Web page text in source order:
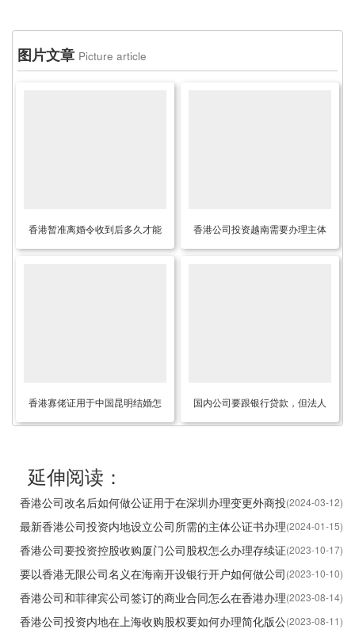
图片文章 Picture article
香港暂准离婚令收到后多久才能
收到绝对离婚判令？
香港公司投资越南需要办理主体
信息公证认证可以在香港做吗？
香港寡佬证用于中国昆明结婚怎
么办理律师公证认证？
国内公司要跟银行贷款，但法人
在香港不方便回内地要如何办理
延伸阅读：
(2024-03-12)
香港公司改名后如何做公证用于在深圳办理变更外商投
资企业股东公司名称呢？
(2024-01-15)
最新香港公司投资内地设立公司所需的主体公证书办理
说明
(2023-10-17)
香港公司要投资控股收购厦门公司股权怎么办理存续证
明公证书呢？
(2023-10-10)
要以香港无限公司名义在海南开设银行开户如何做公司
状况证明公证书呢？
(2023-08-14)
香港公司和菲律宾公司签订的商业合同怎么在香港办理
海牙认证？
(2023-08-11)
香港公司投资内地在上海收购股权要如何办理简化版公